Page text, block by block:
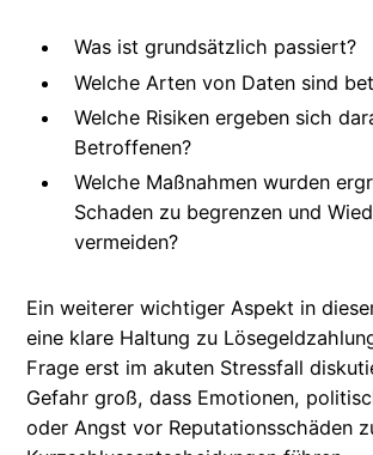
Was ist grundsätzlich passiert?
Welche Arten von Daten sind
Welche Risiken ergeben sich
Betroffenen?
Welche Maßnahmen wurden
Schaden zu begrenzen und
vermeiden?
Ein weiterer wichtiger Aspekt in
eine klare Haltung zu
Frage erst im akuten Stressfall
Gefahr groß, dass Emotionen,
oder Angst vor Reputationsschäden